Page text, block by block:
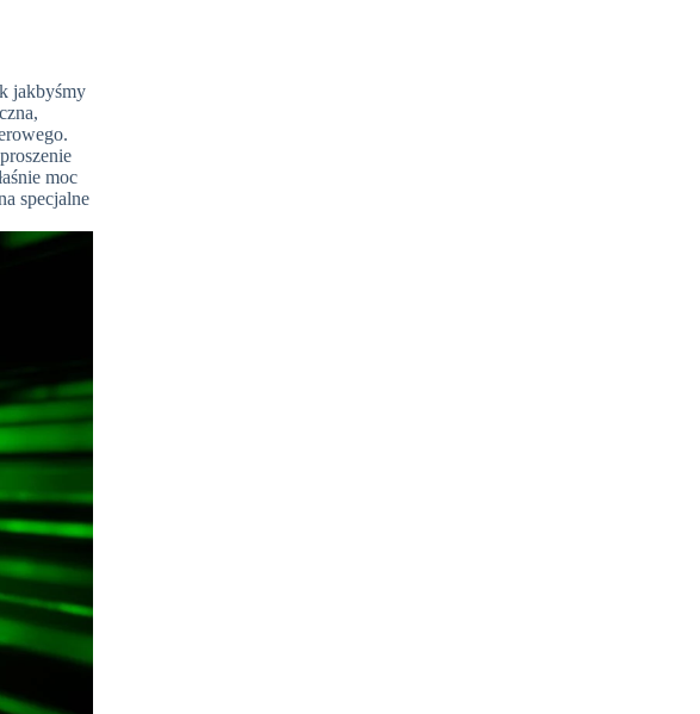
jakbyśmy
moc
specjalne